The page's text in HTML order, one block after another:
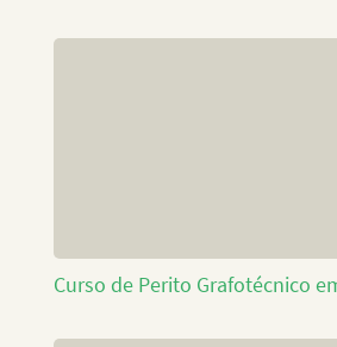
Curso de Perito Grafotécnico